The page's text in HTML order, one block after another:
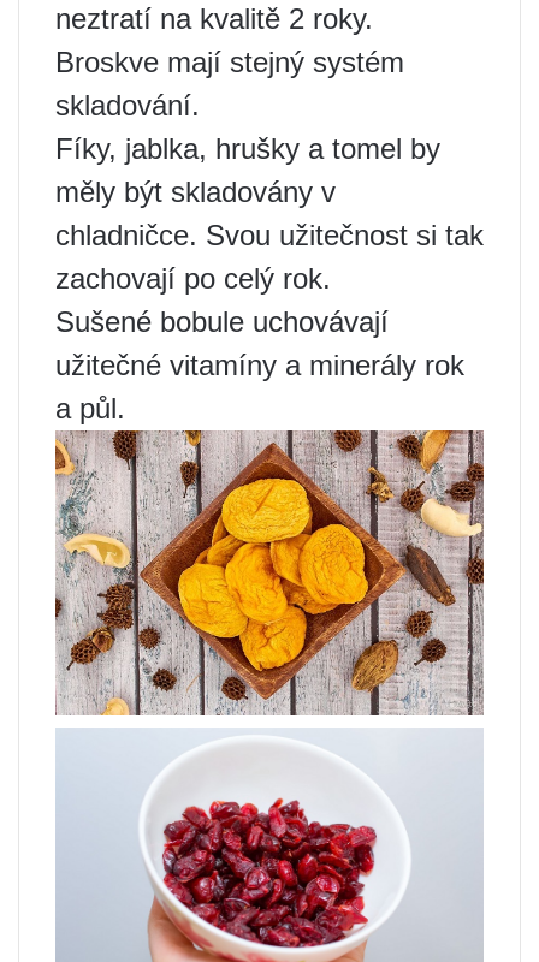
neztratí na kvalitě 2 roky.
Broskve mají stejný systém
skladování.
Fíky, jablka, hrušky a tomel by
měly být skladovány v
chladničce. Svou užitečnost si tak
zachovají po celý rok.
Sušené bobule uchovávají
užitečné vitamíny a minerály rok
a půl.